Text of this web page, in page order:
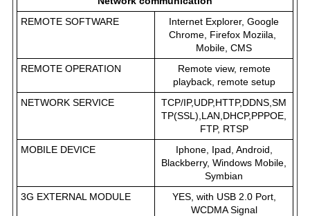
REMOTE SOFTWARE
Internet Explorer, Google
Chrome, Firefox Moziila,
Mobile, CMS
REMOTE OPERATION
Remote view, remote
playback, remote setup
NETWORK SERVICE
TCP/IP,UDP,HTTP,DDNS,SM
TP(SSL),LAN,DHCP,PPPOE,
FTP, RTSP
MOBILE DEVICE
Iphone, Ipad, Android,
Blackberry, Windows Mobile,
Symbian
3G EXTERNAL MODULE
YES, with USB 2.0 Port,
WCDMA Signal